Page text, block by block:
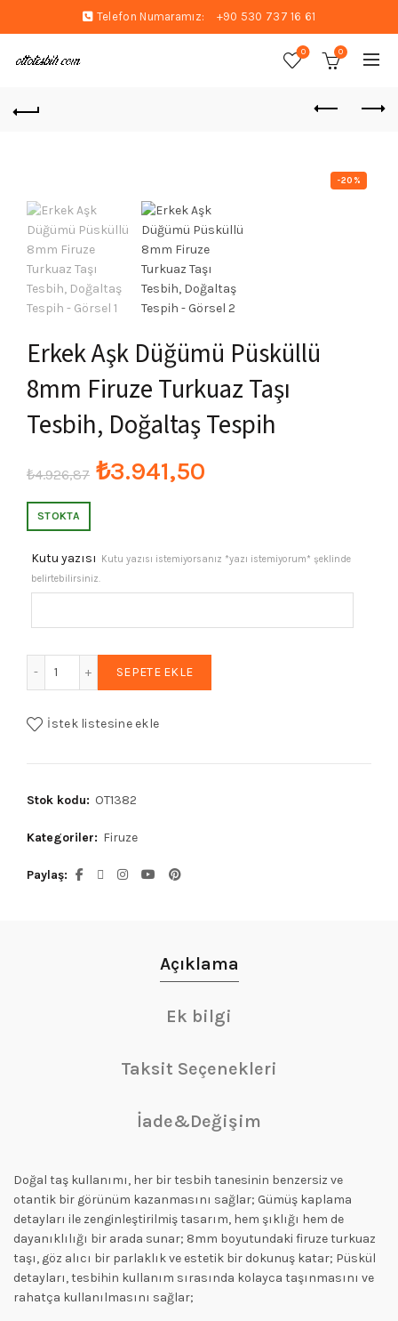
Telefon Numaramız: +90 530 737 16 61
0 0
-20%
Erkek Aşk Düğümü Püsküllü
8mm Firuze Turkuaz Taşı
Tesbih, Doğaltaş Tespih
₺4.926,87 Orijinal
₺4.926,87.
₺3.941,50
fiyat:
₺3.941,50.
STOKTA
Kutu yazısı
Kutu yazısı istemiyorsanız *yazı istemiyorum* şeklinde
belirtebilirsiniz.
SEPETE EKLE
İstek listesine ekle
Stok kodu: OT1382
Kategoriler: Firuze
Paylaş
Açıklama
Ek bilgi
Taksit Seçenekleri
İade&Değişim
Doğal taş kullanımı, her bir tesbih tanesinin benzersiz ve
otantik bir görünüm kazanmasını sağlar; Gümüş kaplama
detayları ile zenginleştirilmiş tasarım, hem şıklığı hem de
dayanıklılığı bir arada sunar; 8mm boyutundaki firuze turkuaz
taşı, göz alıcı bir parlaklık ve estetik bir dokunuş katar; Püskül
detayları, tesbihin kullanım sırasında kolayca taşınmasını ve
rahatça kullanılmasını sağlar;